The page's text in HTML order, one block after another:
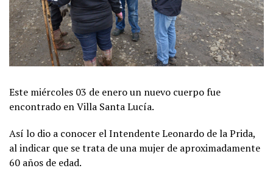
Este miércoles 03 de enero un nuevo cuerpo fue
encontrado en Villa Santa Lucía.
Así lo dio a conocer el Intendente Leonardo de la Prida,
al indicar que se trata de una mujer de aproximadamente
60 años de edad.